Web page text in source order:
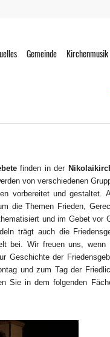
Gemeinde Kirchenmusik
finden in der
von verschiedenen
vorbereitet und gestaltet.
die Themen Frieden,
und im Gebet vor
trägt auch die
bei. Wir freuen uns, wenn
Geschichte der
und zum Tag der
Sie in dem folgenden